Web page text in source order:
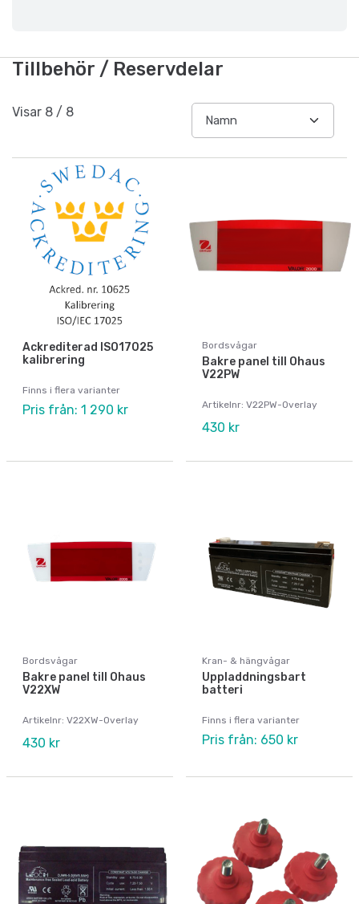
Tillbehör / Reservdelar
Visar 8 / 8
Ackrediterad ISO17025
kalibrering
Finns i flera varianter
Pris från: 1 290 kr
Bordsvågar
Bakre panel till Ohaus
V22PW
Artikelnr: V22PW-Overlay
430 kr
Bordsvågar
Bakre panel till Ohaus
V22XW
Artikelnr: V22XW-Overlay
430 kr
Kran- & hängvågar
Uppladdningsbart
batteri
Finns i flera varianter
Pris från: 650 kr